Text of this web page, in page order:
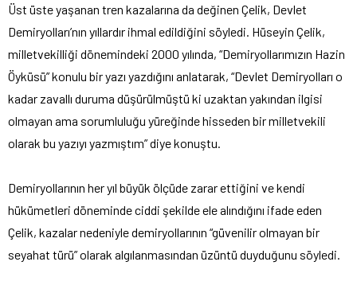
Üst üste yaşanan tren kazalarına da değinen Çelik, Devlet
Demiryolları’nın yıllardır ihmal edildiğini söyledi. Hüseyin Çelik,
milletvekilliği dönemindeki 2000 yılında, “Demiryollarımızın Hazin
Öyküsü” konulu bir yazı yazdığını anlatarak, “Devlet Demiryolları o
kadar zavallı duruma düşürülmüştü ki uzaktan yakından ilgisi
olmayan ama sorumluluğu yüreğinde hisseden bir milletvekili
olarak bu yazıyı yazmıştım” diye konuştu.
Demiryollarının her yıl büyük ölçüde zarar ettiğini ve kendi
hükümetleri döneminde ciddi şekilde ele alındığını ifade eden
Çelik, kazalar nedeniyle demiryollarının “güvenilir olmayan bir
seyahat türü” olarak algılanmasından üzüntü duyduğunu söyledi.